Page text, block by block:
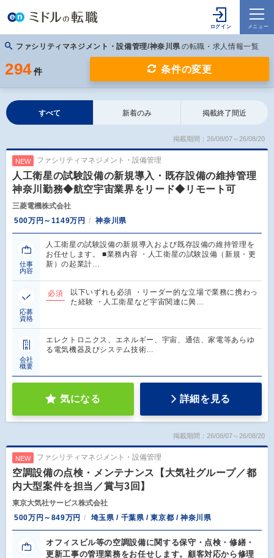
ファシリティマネジメント・設備管理/神奈川県 の転職・求人情報一覧
294件 条件の変更
すべて 新着のみ 掲載終了間近
掲載期間：26/08/07～26/08/20
NEW ファシリティマネジメント・設備管理
人工衛星の試験設備の新規導入・既存設備の維持管理
神奈川勤務◆航空宇宙業界をリード◆リモート可
三菱電機株式会社
500万円～1149万円
神奈川県
仕事
内容
人工衛星の試験設備の新規導入および既存設備の維持管理を
お任せします。 ■業務内容 ・人工衛星の試験設備（新規・更
新）の起業計…
応募
資格
必須
以下いずれも必須 ・リーダー的な立場で業務に携わっ
た経験 ・人工衛星など宇宙関連に興…
会社
概要
エレクトロニクス、エネルギー、宇宙、通信、家電等あらゆ
る電気機器及びシステム技術…
気になる 詳細を見る
掲載期間：26/08/07～26/08/20
NEW ファシリティマネジメント・設備管理
空調設備の点検・メンテナンス【大気社グループ／都
内大型案件を担当／賞与3回】
東京大気社サービス株式会社
500万円～849万円
埼玉県 / 千葉県 / 東京都 / 神奈川県
オフィスビル等の空調設備に関する保守・点検・修繕・
更新工事の管理業務をお任せします。顧客対応から修理